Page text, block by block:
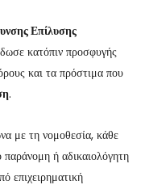
Επίλυσης
κατόπιν προσφυγής
και τα πρόστιμα που
.
με τη νομοθεσία, κάθε
ή αδικαιολόγητη
επιχειρηματική